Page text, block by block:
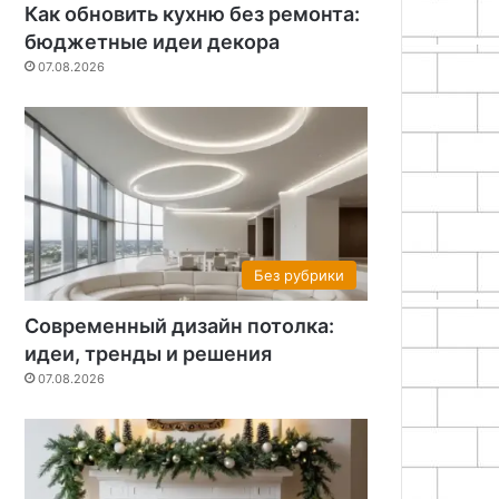
Разные
13.04.2026
услуги: что важно
устроена организация
Как обновить кухню без ремонта:
бюджетные идеи декора
07.08.2026
Без рубрики
Современный дизайн потолка:
идеи, тренды и решения
07.08.2026